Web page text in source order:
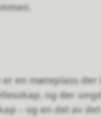
en møteplass der
og der
– og en del av